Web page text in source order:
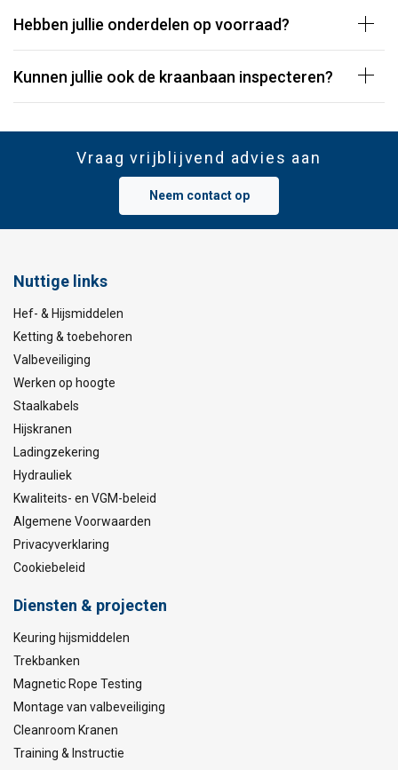
Hebben jullie onderdelen op voorraad?
Kunnen jullie ook de kraanbaan inspecteren?
Vraag vrijblijvend advies aan
Neem contact op
Nuttige links
Hef- & Hijsmiddelen
Ketting & toebehoren
Valbeveiliging
Werken op hoogte
Staalkabels
Hijskranen
Ladingzekering
Hydrauliek
Kwaliteits- en VGM-beleid
Algemene Voorwaarden
Privacyverklaring
Cookiebeleid
Diensten & projecten
Keuring hijsmiddelen
Trekbanken
Magnetic Rope Testing
Montage van valbeveiliging
Cleanroom Kranen
Training & Instructie